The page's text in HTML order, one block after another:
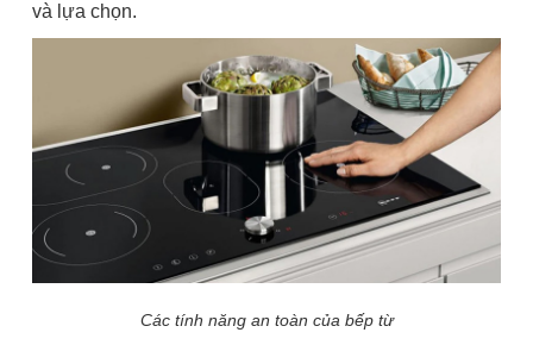
và lựa chọn.
Các tính năng an toàn của bếp từ